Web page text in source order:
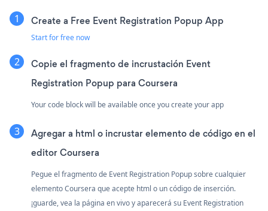
Create a Free Event Registration Popup App
Start for free now
Copie el fragmento de incrustación Event
Registration Popup para Coursera
Your code block will be available once you create your app
Agregar a html o incrustar elemento de código en el
editor Coursera
Pegue el fragmento de Event Registration Popup sobre cualquier
elemento Coursera que acepte html o un código de inserción.
¡guarde, vea la página en vivo y aparecerá su Event Registration